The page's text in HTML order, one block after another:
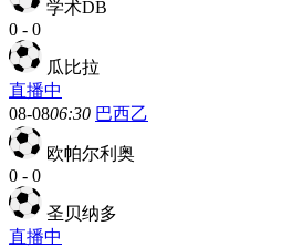
学术DB
0 - 0
瓜比拉
直播中
08-0806:30 巴西乙
欧帕尔利奥
0 - 0
圣贝纳多
直播中